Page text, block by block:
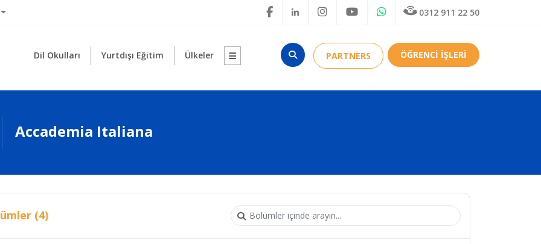
0312 911 22 50
Dil Okulları Yurtdışı Eğitim Ülkeler PARTNERS ÖĞRENCİ İŞLERİ
Accademia Italiana
(4)